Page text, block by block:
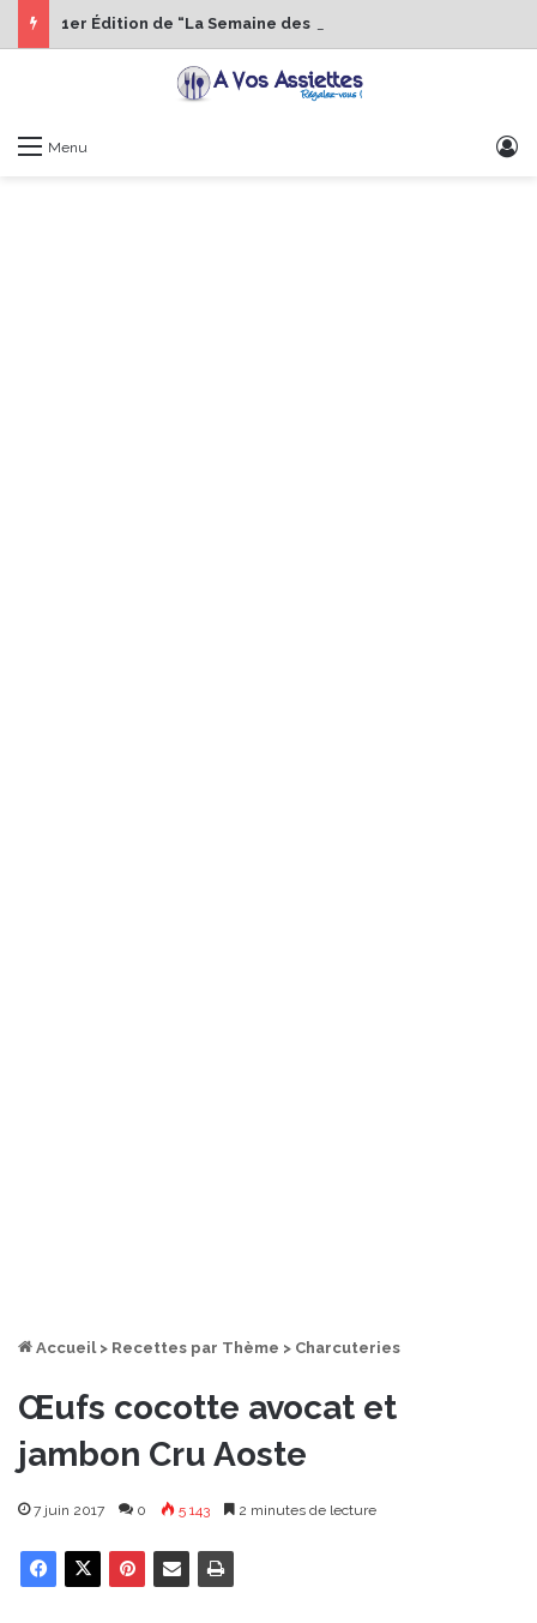
Menu
Accueil > Recettes par Thème > Charcuteries
Œufs cocotte avocat et
jambon Cru Aoste
7 juin 2017 0 5 143 2 minutes de lecture